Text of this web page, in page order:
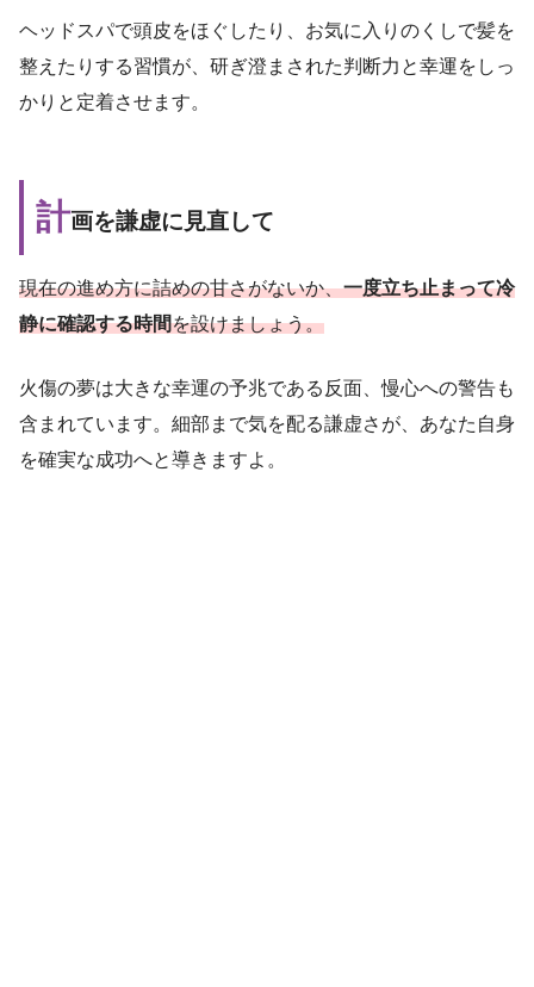
ヘッドスパで頭皮をほぐしたり、お気に入りのくしで髪を
整えたりする習慣が、研ぎ澄まされた判断力と幸運をしっ
かりと定着させます。
計画を謙虚に見直して
現在の進め方に詰めの甘さがないか、一度立ち止まって冷
静に確認する時間を設けましょう。
火傷の夢は大きな幸運の予兆である反面、慢心への警告も
含まれています。細部まで気を配る謙虚さが、あなた自身
を確実な成功へと導きますよ。